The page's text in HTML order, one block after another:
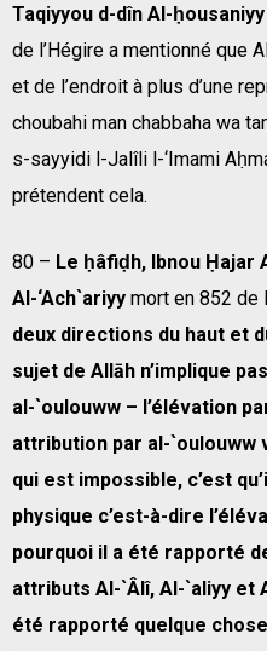
Taqiyyou d-dîn Al-
de l’Hégire a mentionné que
et de l’endroit à plus d’une
choubahi man chabbaha wa
s-sayyidi l-Jalîli l-‘Imami
prétendent cela.
80 – Le ḥâfiḍh, Ibnou Ḥajar
Al-‘Ach`ariyy mort en 852 de
deux directions du haut et
sujet de Allāh n’implique
al-`oulouww – l’élévation
attribution par al-`oulouww
qui est impossible, c’est
physique c’est-à-dire
pourquoi il a été rapporté
attributs Al-`Âlî, Al-`aliyy et
été rapporté quelque